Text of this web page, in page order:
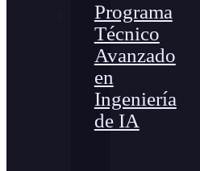
Programa
Técnico
Avanzado
en
Ingeniería
de IA